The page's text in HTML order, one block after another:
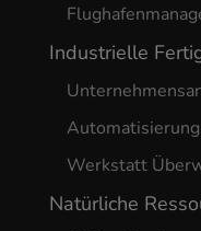
Industrielle
Werkstatt
Natürliche